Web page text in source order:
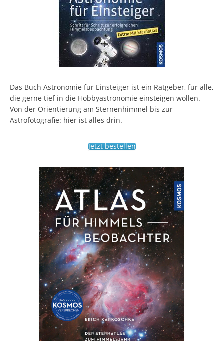
Das Buch Astronomie für Einsteiger ist ein Ratgeber, für alle,
die gerne tief in die Hobbyastronomie einsteigen wollen.
Von der Orientierung am Sternenhimmel bis zur
Astrofotografie: hier ist alles drin.
Jetzt bestellen